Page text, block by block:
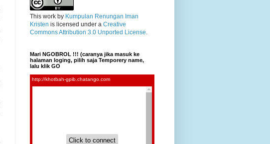
This work by Kumpulan Renungan Iman
Kristen is licensed under a Creative
Commons Attribution 3.0 Unported License.
Mari NGOBROL !!! (caranya jika masuk ke
halaman loging, pilih saja Temporery name,
lalu klik GO